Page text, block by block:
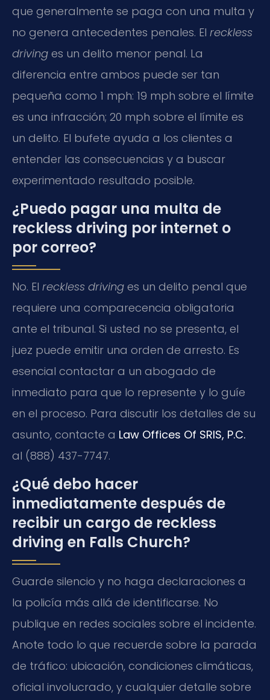
que generalmente se paga con una multa y
no genera antecedentes penales. El reckless
driving es un delito menor penal. La
diferencia entre ambos puede ser tan
pequeña como 1 mph: 19 mph sobre el límite
es una infracción; 20 mph sobre el límite es
un delito. El bufete ayuda a los clientes a
entender las consecuencias y a buscar
experimentado resultado posible.
¿Puedo pagar una multa de
reckless driving por internet o
por correo?
No. El reckless driving es un delito penal que
requiere una comparecencia obligatoria
ante el tribunal. Si usted no se presenta, el
juez puede emitir una orden de arresto. Es
esencial contactar a un abogado de
inmediato para que lo represente y lo guíe
en el proceso. Para discutir los detalles de su
asunto, contacte a Law Offices Of SRIS, P.C.
al (888) 437-7747.
¿Qué debo hacer
inmediatamente después de
recibir un cargo de reckless
driving en Falls Church?
Guarde silencio y no haga declaraciones a
la policía más allá de identificarse. No
publique en redes sociales sobre el incidente.
Anote todo lo que recuerde sobre la parada
de tráfico: ubicación, condiciones climáticas,
oficial involucrado, y cualquier detalle sobre